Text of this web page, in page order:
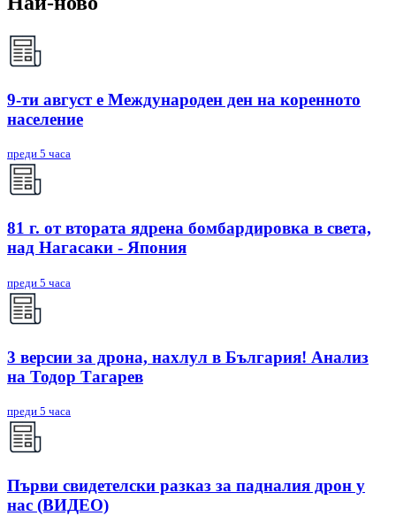
9-ти август е Международен ден на коренното
население
преди 5 часа
81 г. от втората ядрена бомбардировка в света,
над Нагасаки - Япония
преди 5 часа
3 версии за дрона, нахлул в България! Анализ
на Тодор Тагарев
преди 5 часа
Първи свидетелски разказ за падналия дрон у
нас (ВИДЕО)